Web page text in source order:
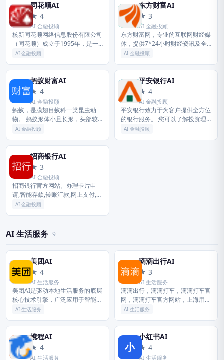
同
同花顺AI
★ 4
AI 金融投顾
核新同花顺网络信息股份有限公司
（同花顺）成立于1995年，是一
家专业的互联网金融数据服务商，
融市场行情，覆盖股票、基金、期
货...
AI 金融投顾
东
东方财富AI
★ 3
AI 金融投顾
东方财富网，专业的互联网财经媒
体，提供7*24小时财经资讯及全
球金融市场报价，汇聚全方位的综
股票、财经、证券、金融、美股、
港...
AI 金融投顾
蚂
蚂蚁财富AI
★ 4
AI 金融投顾
蚂蚁，是膜翅目蚁科一类昆虫动
物。 蚂蚁形体小且长形，头部较
大，具有一对复眼和长触角。 蚂
黑、白、黄、赤和褐色等多种颜
色。 其...
AI 金融投顾
平
平安银行AI
★ 4
AI 金融投顾
平安银行致力于为客户提供全方位
的银行服务。 您可以了解投资理
财、贷款、个人通知存款、银行缴
AI 金融投顾
招
招商银行AI
★ 3
AI 金融投顾
招商银行官方网站。办理卡片申
请,智能存款,转账汇款,网上支付,投
资理财,贷款消费,信用卡还款,生活
AI 金融投顾
AI 生活服务 9
美
美团AI
★ 4
AI 生活服务
美团AI是驱动本地生活服务的底层
核心技术引擎，广泛应用于智能调
度、配送无人机及无人车等领域，
户的生活体验。
AI 生活服务
滴
滴滴出行AI
★ 3
AI 生活服务
滴滴出行，滴滴打车，滴滴打车官
网，滴滴打车官方网站，上海用
车，北京用车，广州用车，深圳用
APP，网约车，嘀嘀打车，滴滴官
网...
AI 生活服务
携
携程AI
★ 4
AI 生活服务
小
小红书AI
★ 4
AI 生活服务